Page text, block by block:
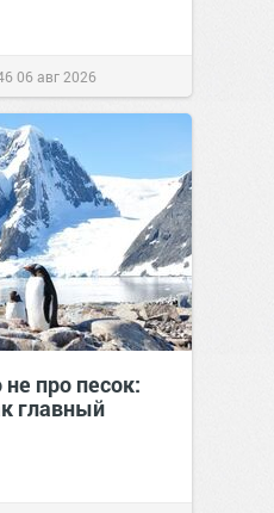
06 авг 2026
про песок:
главный